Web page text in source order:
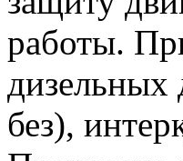
работы.
дизельных
без),